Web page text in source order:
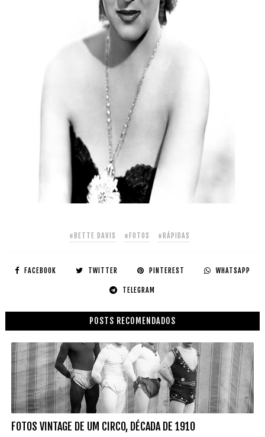
#BETTE DAVIS #FOTOS #RÁPIDAS
FACEBOOK TWITTER PINTEREST WHATSAPP
TELEGRAM
POSTS RECOMENDADOS
FOTOS VINTAGE DE UM CIRCO, DÉCADA DE 1910